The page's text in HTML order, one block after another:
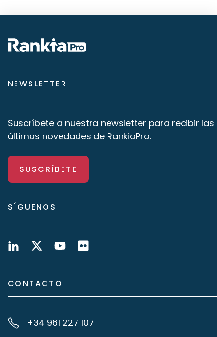
NEWSLETTER
Suscríbete a nuestra newsletter para recibir las
últimas novedades de RankiaPro.
SUSCRÍBETE
SÍGUENOS
CONTACTO
+34 961 227 107